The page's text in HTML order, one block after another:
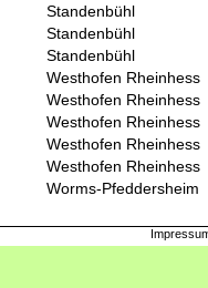
Standenbühl
Standenbühl
Standenbühl
Westhofen Rheinhess
Westhofen Rheinhess
Westhofen Rheinhess
Westhofen Rheinhess
Westhofen Rheinhess
Worms-Pfeddersheim